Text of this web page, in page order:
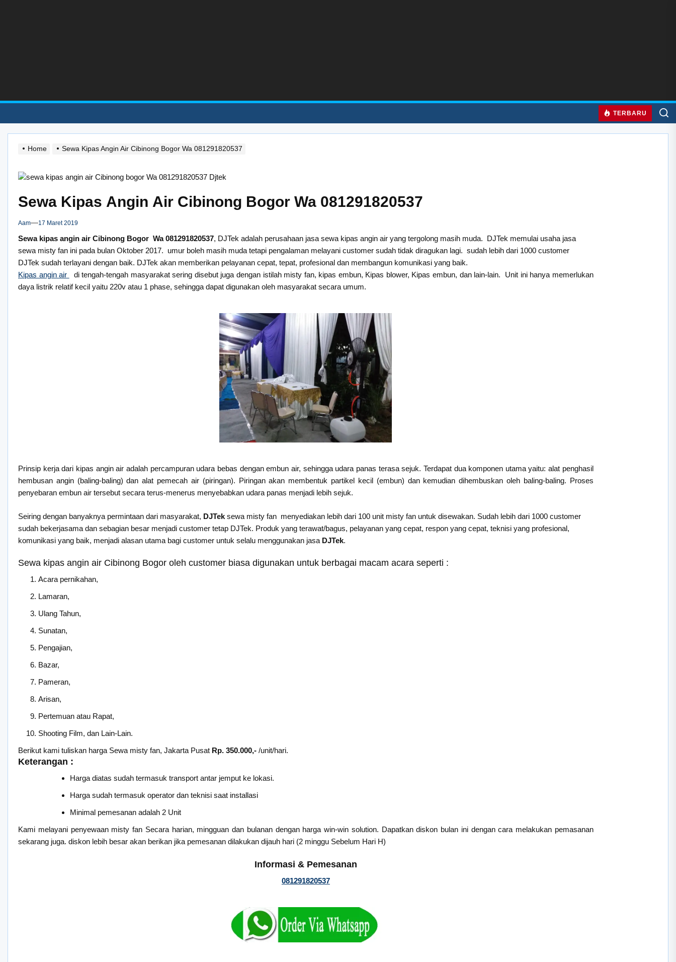
TERBARU
Home Sewa Kipas Angin Air Cibinong Bogor Wa 081291820537
Sewa Kipas Angin Air Cibinong Bogor Wa 081291820537
Aam 17 Maret 2019
Sewa kipas angin air Cibinong Bogor Wa 081291820537, DJTek adalah perusahaan jasa sewa kipas angin air yang tergolong masih muda. DJTek memulai usaha jasa
sewa misty fan ini pada bulan Oktober 2017. umur boleh masih muda tetapi pengalaman melayani customer sudah tidak diragukan lagi. sudah lebih dari 1000 customer
DJTek sudah terlayani dengan baik. DJTek akan memberikan pelayanan cepat, tepat, profesional dan membangun komunikasi yang baik.
Kipas angin air
di tengah-tengah masyarakat sering disebut juga dengan istilah misty fan, kipas embun, Kipas blower, Kipas embun, dan lain-lain. Unit ini hanya memerlukan
daya listrik relatif kecil yaitu 220v atau 1 phase, sehingga dapat digunakan oleh masyarakat secara umum.
Prinsip kerja dari kipas angin air adalah percampuran udara bebas dengan embun air, sehingga udara panas terasa sejuk. Terdapat dua komponen utama yaitu: alat penghasil
hembusan angin (baling-baling) dan alat pemecah air (piringan). Piringan akan membentuk partikel kecil (embun) dan kemudian dihembuskan oleh baling-baling. Proses
penyebaran embun air tersebut secara terus-menerus menyebabkan udara panas menjadi lebih sejuk.
Seiring dengan banyaknya permintaan dari masyarakat, DJTek sewa misty fan menyediakan lebih dari 100 unit misty fan untuk disewakan. Sudah lebih dari 1000 customer
sudah bekerjasama dan sebagian besar menjadi customer tetap DJTek. Produk yang terawat/bagus, pelayanan yang cepat, respon yang cepat, teknisi yang profesional,
komunikasi yang baik, menjadi alasan utama bagi customer untuk selalu menggunakan jasa DJTek.
Sewa kipas angin air Cibinong Bogor oleh customer biasa digunakan untuk berbagai macam acara seperti :
Acara pernikahan,
Lamaran,
Ulang Tahun,
Sunatan,
Pengajian,
Bazar,
Pameran,
Arisan,
Pertemuan atau Rapat,
Shooting Film, dan Lain-Lain.
Berikut kami tuliskan harga Sewa misty fan, Jakarta Pusat Rp. 350.000,- /unit/hari.
Keterangan :
Harga diatas sudah termasuk transport antar jemput ke lokasi.
Harga sudah termasuk operator dan teknisi saat installasi
Minimal pemesanan adalah 2 Unit
Kami melayani penyewaan misty fan Secara harian, mingguan dan bulanan dengan harga win-win solution. Dapatkan diskon bulan ini dengan cara melakukan pemasanan
sekarang juga. diskon lebih besar akan berikan jika pemesanan dilakukan dijauh hari (2 minggu Sebelum Hari H)
Informasi & Pemesanan
081291820537